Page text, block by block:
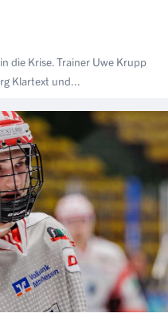
die Krise. Trainer Uwe Krupp
Klartext und...